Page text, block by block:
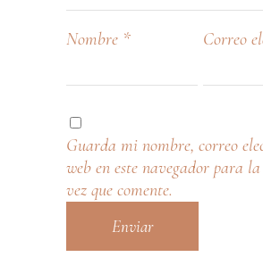
Nombre * Correo
Guarda mi nombre, correo
web en este navegador para
vez que comente.